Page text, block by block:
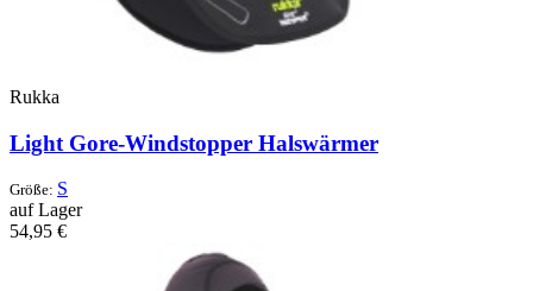
Rukka
Light Gore-Windstopper Halswärmer
Größe: S
auf Lager
54,95 €